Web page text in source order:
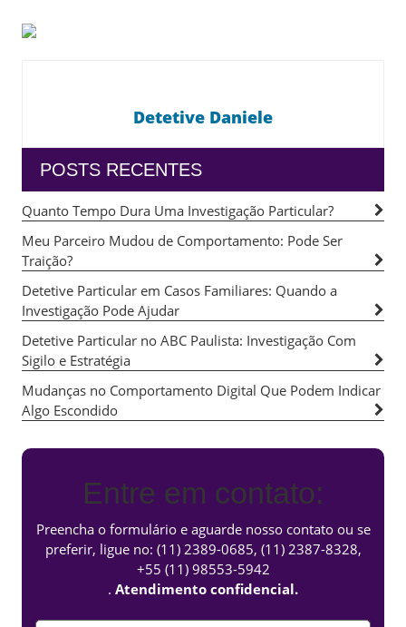
Detetive Daniele
POSTS RECENTES
Quanto Tempo Dura Uma Investigação Particular?
Meu Parceiro Mudou de Comportamento: Pode Ser
Traição?
Detetive Particular em Casos Familiares: Quando a
Investigação Pode Ajudar
Detetive Particular no ABC Paulista: Investigação Com
Sigilo e Estratégia
Mudanças no Comportamento Digital Que Podem Indicar
Algo Escondido
Entre em contato:
Preencha o formulário e aguarde nosso contato ou se
preferir, ligue no: (11) 2389-0685, (11) 2387-8328,
+55 (11) 98553-5942
. Atendimento confidencial.